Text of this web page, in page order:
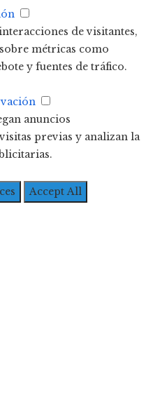
de visitantes,
métricas como
y fuentes de tráfico.
anuncios
previas y analizan la
Accept All